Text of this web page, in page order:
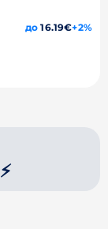
до 16.19€+2%
⚡